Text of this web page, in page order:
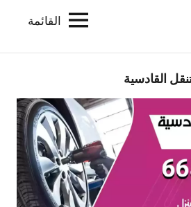
القائمة
القادسية